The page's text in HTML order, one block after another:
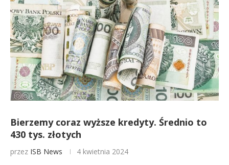
Bierzemy coraz wyższe kredyty. Średnio to
430 tys. złotych
przez ISB News 4 kwietnia 2024